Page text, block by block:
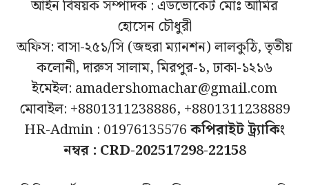
আইন বিষয়ক সম্পাদক : এডভোকেট মোঃ আমির
হোসেন চৌধুরী
অফিস: বাসা-২৫১/সি (জহুরা ম্যানশন) লালকুঠি, তৃতীয়
কলোনী, দারুস সালাম, মিরপুর-১, ঢাকা-১২১৬
ইমেইল: amadershomachar@gmail.com
মোবাইল: +8801311238886, +8801311238889
HR-Admin : 01976135576কপিরাইট ট্র্যাকিং
নম্বর : CRD-202517298-22158